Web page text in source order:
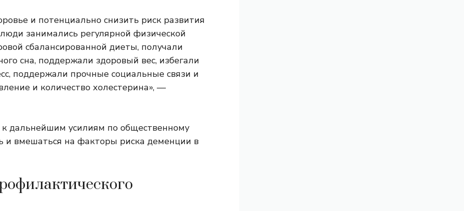
и потенциально снизить риск развития
занимались регулярной физической
сбалансированной диеты, получали
сна, поддержали здоровый вес, избегали
поддержали прочные социальные связи и
и количество холестерина», —
дальнейшим усилиям по общественному
и вмешаться на факторы риска деменции в